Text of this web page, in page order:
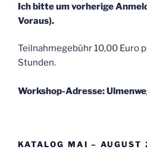
Ich bitte um vorherige
Voraus).
Teilnahmegebühr 10,00 Euro
Stunden.
Workshop-Adresse:
KATALOG MAI – AUGUST